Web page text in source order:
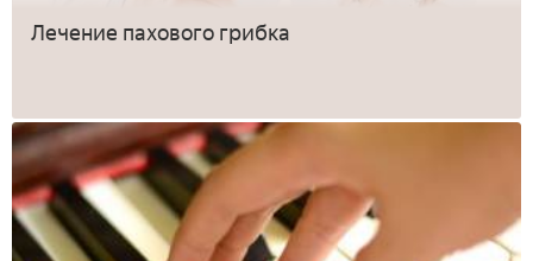
Лечение пахового грибка